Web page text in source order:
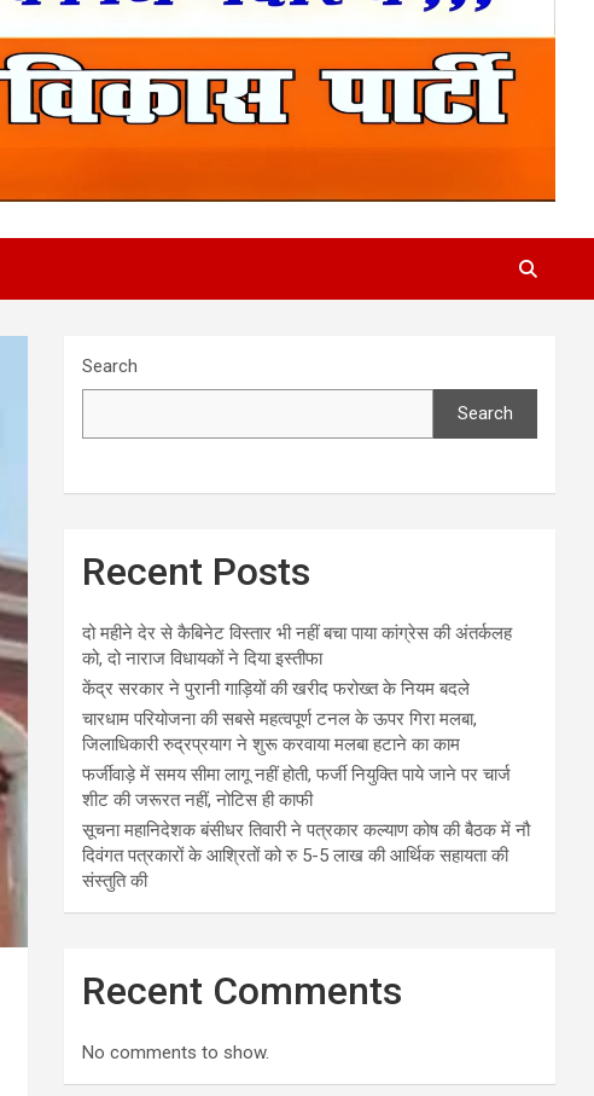
Search
Search
Recent Posts
दो महीने देर से कैबिनेट विस्तार भी नहीं बचा पाया कांग्रेस की अंतर्कलह
को, दो नाराज विधायकों ने दिया इस्तीफा
केंद्र सरकार ने पुरानी गाड़ियों की खरीद फरोख्त के नियम बदले
चारधाम परियोजना की सबसे महत्वपूर्ण टनल के ऊपर गिरा मलबा,
जिलाधिकारी रुद्रप्रयाग ने शुरू करवाया मलबा हटाने का काम
फर्जीवाड़े में समय सीमा लागू नहीं होती, फर्जी नियुक्ति पाये जाने पर चार्ज
शीट की जरूरत नहीं, नोटिस ही काफी
सूचना महानिदेशक बंसीधर तिवारी ने पत्रकार कल्याण कोष की बैठक में नौ
दिवंगत पत्रकारों के आश्रितों को रु 5-5 लाख की आर्थिक सहायता की
संस्तुति की
Recent Comments
No comments to show.